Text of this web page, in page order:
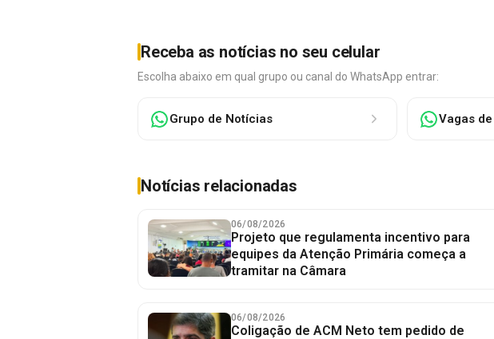
Receba as notícias no seu celular
Escolha abaixo em qual grupo ou canal do WhatsApp entrar:
Grupo de Notícias Vagas
Notícias relacionadas
06/08/2026
Projeto que regulamenta incentivo para
equipes da Atenção Primária começa a
tramitar na Câmara
06/08/2026
Coligação de ACM Neto tem pedido de